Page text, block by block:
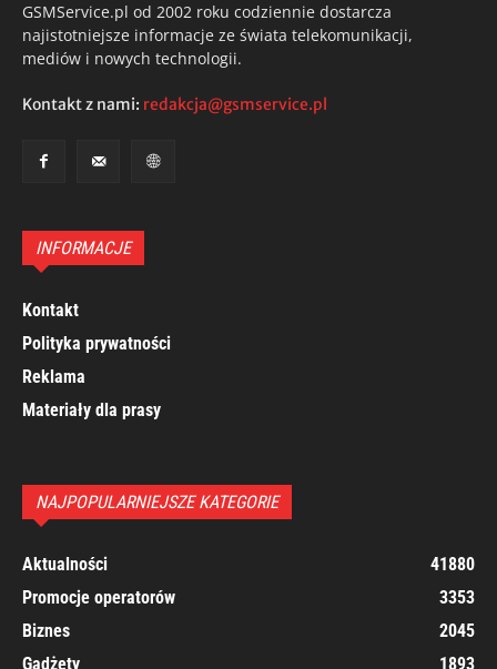
GSMService.pl od 2002 roku codziennie dostarcza
najistotniejsze informacje ze świata telekomunikacji,
mediów i nowych technologii.
Kontakt z nami: redakcja@gsmservice.pl
INFORMACJE
Kontakt
Polityka prywatności
Reklama
Materiały dla prasy
NAJPOPULARNIEJSZE KATEGORIE
Aktualności
41880
Promocje operatorów
3353
Biznes
2045
Gadżety
1893